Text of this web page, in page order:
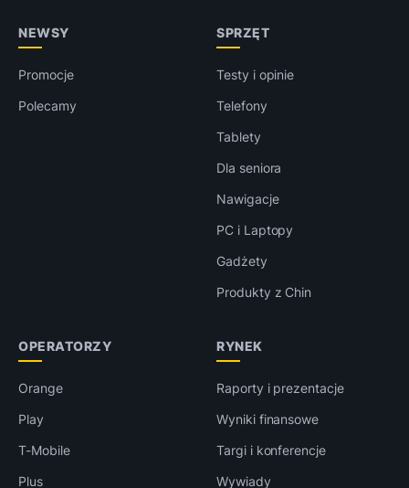
NEWSY
Promocje
Polecamy
SPRZĘT
Testy i opinie
Telefony
Tablety
Dla seniora
Nawigacje
PC i Laptopy
Gadżety
Produkty z Chin
OPERATORZY
Orange
Play
T-Mobile
Plus
RYNEK
Raporty i prezentacje
Wyniki finansowe
Targi i konferencje
Wywiady